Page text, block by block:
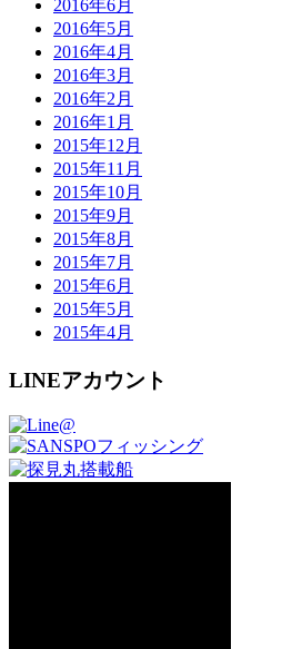
2016年6月
2016年5月
2016年4月
2016年3月
2016年2月
2016年1月
2015年12月
2015年11月
2015年10月
2015年9月
2015年8月
2015年7月
2015年6月
2015年5月
2015年4月
LINEアカウント